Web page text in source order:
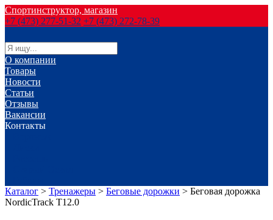
Спортинструктор, магазин
+7 (473) 277-51-32 +7 (473) 272-78-39
О компании
Товары
Новости
Статьи
Отзывы
Вакансии
Контакты
Каталог > Тренажеры > Беговые дорожки > Беговая дорожка
NordicTrack T12.0